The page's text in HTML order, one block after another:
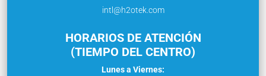
intl@h2otek.com
HORARIOS DE ATENCIÓN
(TIEMPO DEL CENTRO)
Lunes a Viernes: